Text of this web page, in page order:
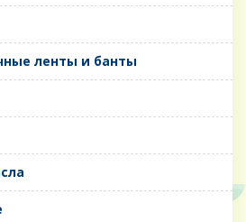
ленты и банты